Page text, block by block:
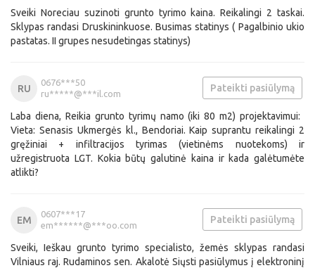
Sveiki Noreciau suzinoti grunto tyrimo kaina. Reikalingi 2 taskai.
Sklypas randasi Druskininkuose. Busimas statinys ( Pagalbinio ukio
pastatas. II grupes nesudetingas statinys)
RU
0676***50
ru*****@***il.com
Pateikti pasiūlymą
Laba diena, Reikia grunto tyrimų namo (iki 80 m2) projektavimui: ​
Vieta: Senasis Ukmergės kl., Bendoriai. ​Kaip suprantu reikalingi 2
gręžiniai + infiltracijos tyrimas (vietinėms nuotekoms) ir
užregistruota LGT. ​Kokia būtų galutinė kaina ir kada galėtumėte
atlikti?
EM
0607***17
em******@***oo.com
Pateikti pasiūlymą
Sveiki, Ieškau grunto tyrimo specialisto, žemės sklypas randasi
Vilniaus raj. Rudaminos sen. Akalotė Siųsti pasiūlymus į elektroninį